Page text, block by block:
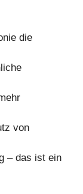
die
von
– das ist ein